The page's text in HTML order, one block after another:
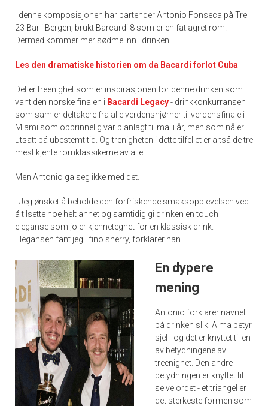
I denne komposisjonen har bartender Antonio Fonseca på Tre
23 Bar i Bergen, brukt Barcardi 8 som er en fatlagret rom.
Dermed kommer mer sødme inn i drinken.
Les den dramatiske historien om da Bacardi forlot Cuba
Det er treenighet som er inspirasjonen for denne drinken som
vant den norske finalen i Bacardi Legacy- drinkkonkurransen
som samler deltakere fra alle verdenshjørner til verdensfinale i
Miami som opprinnelig var planlagt til mai i år, men som nå er
utsatt på ubestemt tid. Og trenigheten i dette tilfellet er altså de tre
mest kjente romklassikerne av alle.
Men Antonio ga seg ikke med det.
- Jeg ønsket å beholde den forfriskende smaksopplevelsen ved
å tilsette noe helt annet og samtidig gi drinken en touch
eleganse som jo er kjennetegnet for en klassisk drink.
Elegansen fant jeg i fino sherry, forklarer han.
En dypere
mening
Antonio forklarer navnet
på drinken slik: Alma betyr
sjel - og det er knyttet til en
av betydningene av
treenighet. Den andre
betydningen er knyttet til
selve ordet - et triangel er
det sterkeste formen som